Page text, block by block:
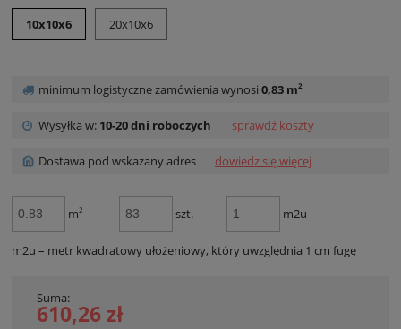
10x10x6 20x10x6
minimum logistyczne zamówienia wynosi 0,83 m2
Wysyłka w: 10-20 dni roboczych sprawdź koszty
Dostawa pod wskazany adres dowiedz się więcej
m2 szt. m2u
m2u – metr kwadratowy ułożeniowy, który uwzględnia 1 cm fugę
Suma:
610,26 zł